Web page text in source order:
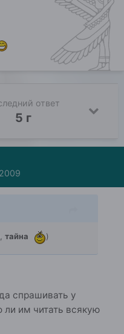
ответ
5 г
тайна )
спрашивать у
им читать всякую